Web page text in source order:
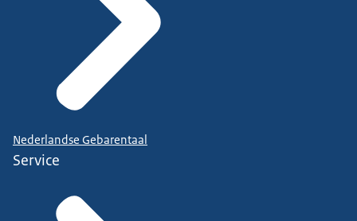
Nederlandse Gebarentaal
Service